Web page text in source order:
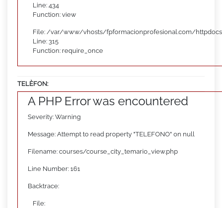
Line: 434
Function: view
File: /var/www/vhosts/fpformacionprofesional.com/
Line: 315
Function: require_once
TELÈFON:
A PHP Error was encountered
Severity: Warning
Message: Attempt to read property "TELEFONO" on null
Filename: courses/course_city_temario_view.php
Line Number: 161
Backtrace:
File: